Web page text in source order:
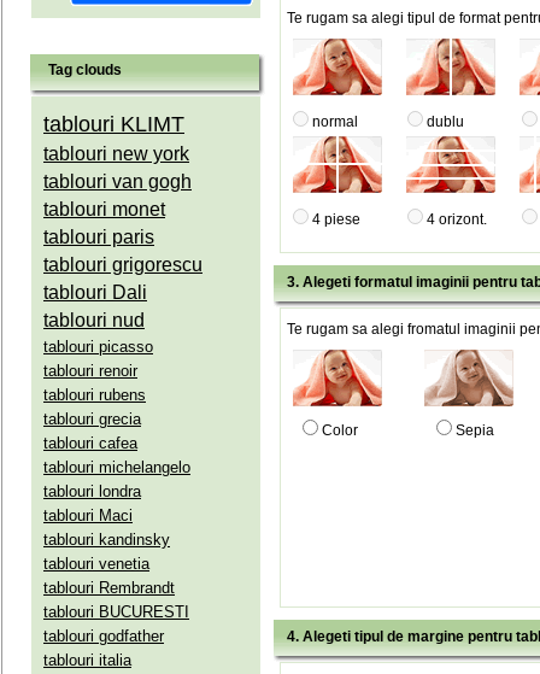
Tag clouds
tablouri KLIMT
tablouri new york
tablouri van gogh
tablouri monet
tablouri paris
tablouri grigorescu
tablouri Dali
tablouri nud
tablouri picasso
tablouri renoir
tablouri rubens
tablouri grecia
tablouri cafea
tablouri michelangelo
tablouri londra
tablouri Maci
tablouri kandinsky
tablouri venetia
tablouri Rembrandt
tablouri BUCURESTI
tablouri godfather
tablouri italia
Te rugam sa alegi tipul de format
normal dublu
4 piese 4 orizont.
3. Alegeti formatul imaginii pentru
Te rugam sa alegi fromatul imaginii
Color Sepia
4. Alegeti tipul de margine pentru